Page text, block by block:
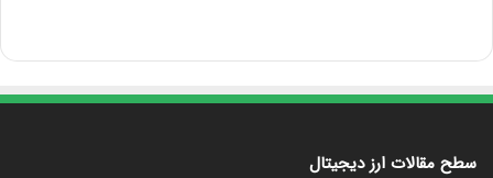
سطح مقالات ارز دیجیتال